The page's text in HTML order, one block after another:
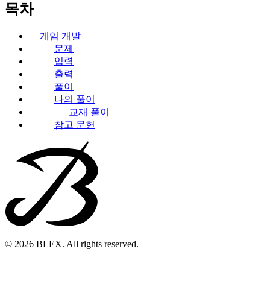
목차
게임 개발
문제
입력
출력
풀이
나의 풀이
교재 풀이
참고 문헌
© 2026 BLEX. All rights reserved.